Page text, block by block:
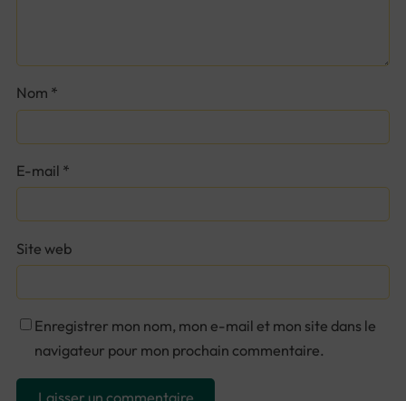
Nom *
E-mail *
Site web
Enregistrer mon nom, mon e-mail et mon site dans le
navigateur pour mon prochain commentaire.